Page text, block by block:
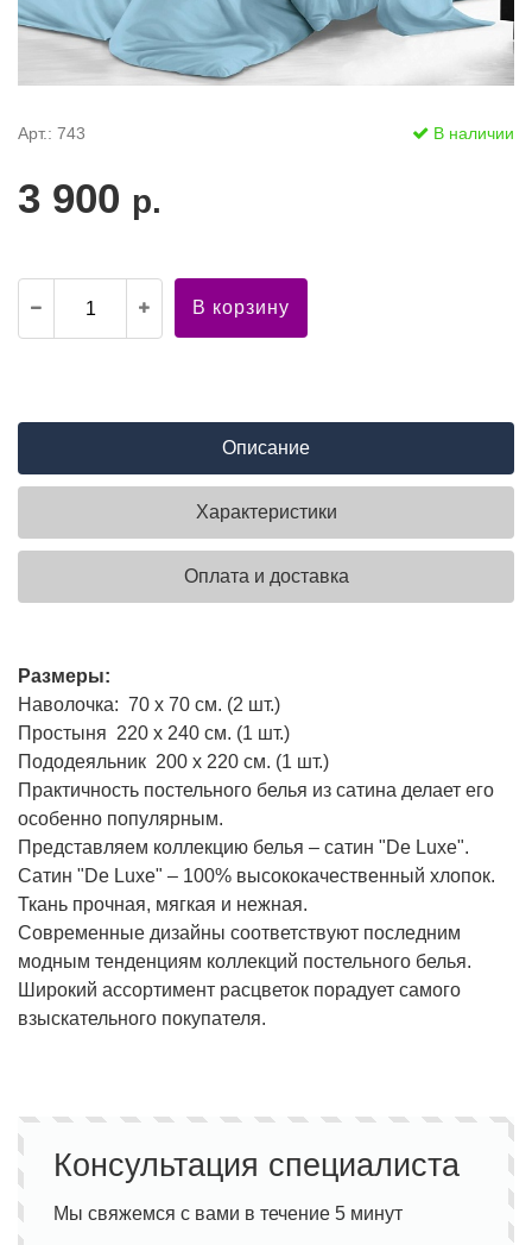
Арт.: 743 В наличии
3 900 р.
В корзину
Описание
Характеристики
Оплата и доставка
Размеры:
Наволочка: 70 х 70 см. (2 шт.)
Простыня 220 х 240 см. (1 шт.)
Пододеяльник 200 х 220 см. (1 шт.)
Практичность постельного белья из сатина делает его
особенно популярным.
Представляем коллекцию белья – сатин "De Luxe".
Сатин "De Luxe" – 100% высококачественный хлопок.
Ткань прочная, мягкая и нежная.
Современные дизайны соответствуют последним
модным тенденциям коллекций постельного белья.
Широкий ассортимент расцветок порадует самого
взыскательного покупателя.
Консультация специалиста
Мы свяжемся с вами в течение 5 минут